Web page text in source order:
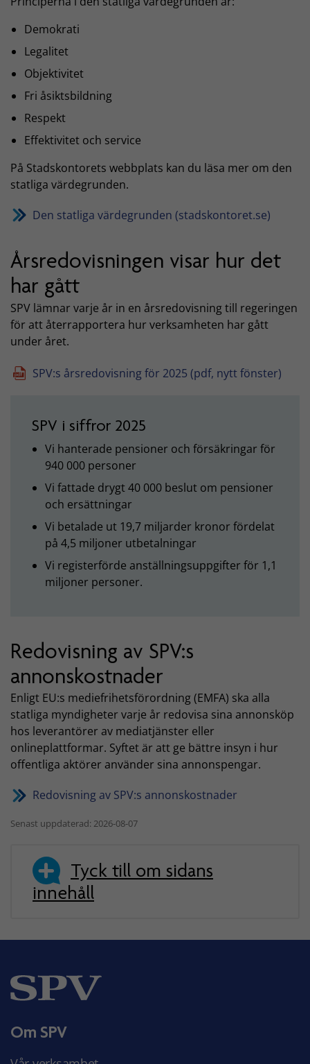
Demokrati
Legalitet
Objektivitet
Fri åsiktsbildning
Respekt
Effektivitet och service
På Stadskontorets webbplats kan du läsa mer om den
statliga värdegrunden.
Den statliga värdegrunden (stadskontoret.se)
Årsredovisningen visar hur det
har gått
SPV lämnar varje år in en årsredovisning till regeringen
för att återrapportera hur verksamheten har gått
under året.
SPV:s årsredovisning för 2025 (pdf, nytt fönster)
SPV i siffror 2025
Vi hanterade pensioner och försäkringar för
940 000 personer
Vi fattade drygt 40 000 beslut om pensioner
och ersättningar
Vi betalade ut 19,7 miljarder kronor fördelat
på 4,5 miljoner utbetalningar
Vi registerförde anställningsuppgifter för 1,1
miljoner personer.
Redovisning av SPV:s
annonskostnader
Enligt EU:s mediefrihetsförordning (EMFA) ska alla
statliga myndigheter varje år redovisa sina annonsköp
hos leverantörer av mediatjänster eller
onlineplattformar. Syftet är att ge bättre insyn i hur
offentliga aktörer använder sina annonspengar.
Redovisning av SPV:s annonskostnader
Senast uppdaterad: 2026-08-07
Tyck till om sidans
innehåll
Om SPV